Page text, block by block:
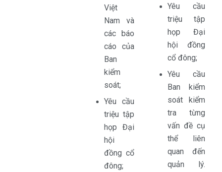
Việt
Nam và
các báo
cáo của
Ban
kiểm
soát;
Yêu cầu
triệu tập
họp Đại
hội
đồng cổ
đông;
Yêu cầu
triệu tập
họp Đại
hội đồng
cổ đông;
Yêu cầu
Ban kiểm
soát kiểm
tra từng
vấn đề cụ
thể liên
quan đến
quản lý.